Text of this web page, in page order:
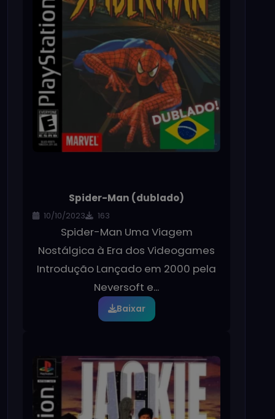
Spider-Man (dublado)
10/10/2023 163
Spider-Man Uma Viagem
Nostálgica à Era dos Videogames
Introdução Lançado em 2000 pela
Neversoft e...
Baixar